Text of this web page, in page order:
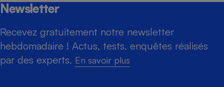
Newsletter
Recevez gratuitement notre newsletter
hebdomadaire ! Actus, tests, enquêtes réalisés
par des experts. En savoir plus